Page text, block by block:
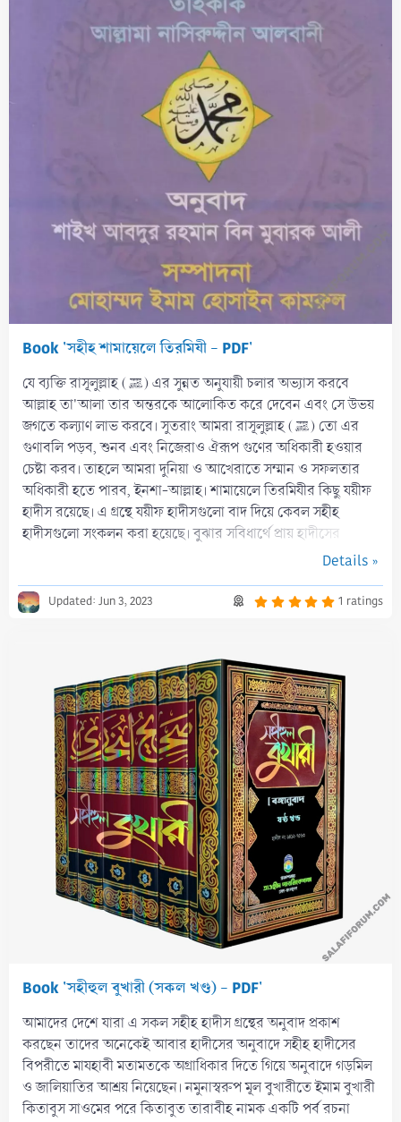
Book 'সহীহ শামায়েলে তিরমিযী - PDF'
যে ব্যক্তি রাসূলুল্লাহ (ﷺ) এর সুন্নত অনুযায়ী চলার অভ্যাস করবে
আল্লাহ তা'আলা তার অন্তরকে আলোকিত করে দেবেন এবং সে উভয়
জগতে কল্যাণ লাভ করবে। সুতরাং আমরা রাসূলুল্লাহ (ﷺ) তো এর
গুণাবলি পড়ব, শুনব এবং নিজেরাও ঐরূপ গুণের অধিকারী হওয়ার
চেষ্টা করব। তাহলে আমরা দুনিয়া ও আখেরাতে সম্মান ও সফলতার
অধিকারী হতে পারব, ইনশা-আল্লাহ। শামায়েলে তিরমিযীর কিছু যয়ীফ
হাদীস রয়েছে। এ গ্রন্থে যয়ীফ হাদীসগুলো বাদ দিয়ে কেবল সহীহ
হাদীসগুলো সংকলন করা হয়েছে। বুঝার সবিধার্থে প্রায় হাদীসের
Details »
Updated: Jun 3, 2023 5
r
(
s
)
1 ratings
Book 'সহীহুল বুখারী (সকল খণ্ড) - PDF'
আমাদের দেশে যারা এ সকল সহীহ হাদীস গ্রন্থের অনুবাদ প্রকাশ
করছেন তাদের অনেকেই আবার হাদীসের অনুবাদে সহীহ হাদীসের
বিপরীতে মাযহাবী মতামতকে অগ্রাধিকার দিতে গিয়ে অনুবাদে গড়মিল
ও জালিয়াতির আশ্রয় নিয়েছেন। নমুনাস্বরুপ মূল বুখারীতে ইমাম বুখারী
কিতাবুস সাওমের পরে কিতাবুত তারাবীহ নামক একটি পর্ব রচনা